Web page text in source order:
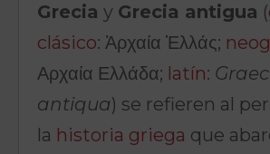
Grecia y Grecia antigua (
clásico: Ἀρχαία Ἑλλάς;
Αρχαία Ελλάδα; latín:
antiqua) se refieren al
la historia griega que